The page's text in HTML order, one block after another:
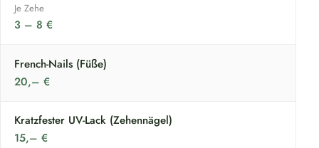
Je Zehe
3 – 8 €
French-Nails (Füße)
20,– €
Kratzfester UV-Lack (Zehennägel)
15,– €